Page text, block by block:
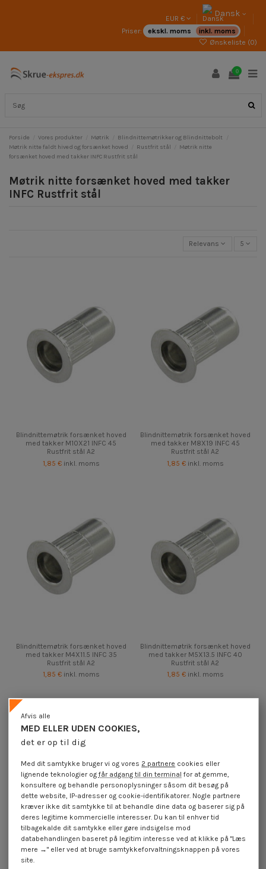
EUR € Dansk
Priser: ekskl. moms
inkl. moms
Ønskeliste (0)
0
Forside Vores produkter Møtrik
Blindnittemøtrikker og Blindnittebolt
Møtrik nitte faldt hived og forsænket hoved
Rustfrit stål
Møtrik nitte
forsænket hoved med takker INFC Rustfrit stål
Møtrik nitte forsænket hoved med takker
INFC Rustfrit stål
Relevans 5
Blindnittemøtrik forsænket hoved
med takker M10X21 INFC 45
Rustfrit stål A2
1,85 € inkl. moms
Blindnittemøtrik forsænket hoved
med takker M8X19 INFC 45
Rustfrit stål A2
1,85 € inkl. moms
Blindnittemøtrik forsænket hoved
med takker M4X11.5 INFC 35
Rustfrit stål A2
1,85 € inkl. moms
Blindnittemøtrik forsænket hoved
med takker M5X13.5 INFC 40
Rustfrit stål A2
1,85 € inkl. moms
Blindnittemøtrik forsænket hoved
MED ELLER UDEN COOKIES,
det er op til dig
Afvis alle
Med dit samtykke bruger vi og vores 2 partnere cookies eller
lignende teknologier ogfår adgang til din terminal for at gemme,
konsultere og behandle personoplysninger såsom dit besøg på
dette website, IP-adresser og cookie-identifikatorer. Nogle partnere
kræver ikke dit samtykke til at behandle dine data og baserer sig på
deres legitime kommercielle interesser. Du kan til enhver tid
tilbagekalde dit samtykke eller gøre indsigelse mod
databehandlingen baseret på legitim interesse ved at klikke på "Læs
mere →" eller ved at bruge samtykkeforvaltningsknappen på vores
site.